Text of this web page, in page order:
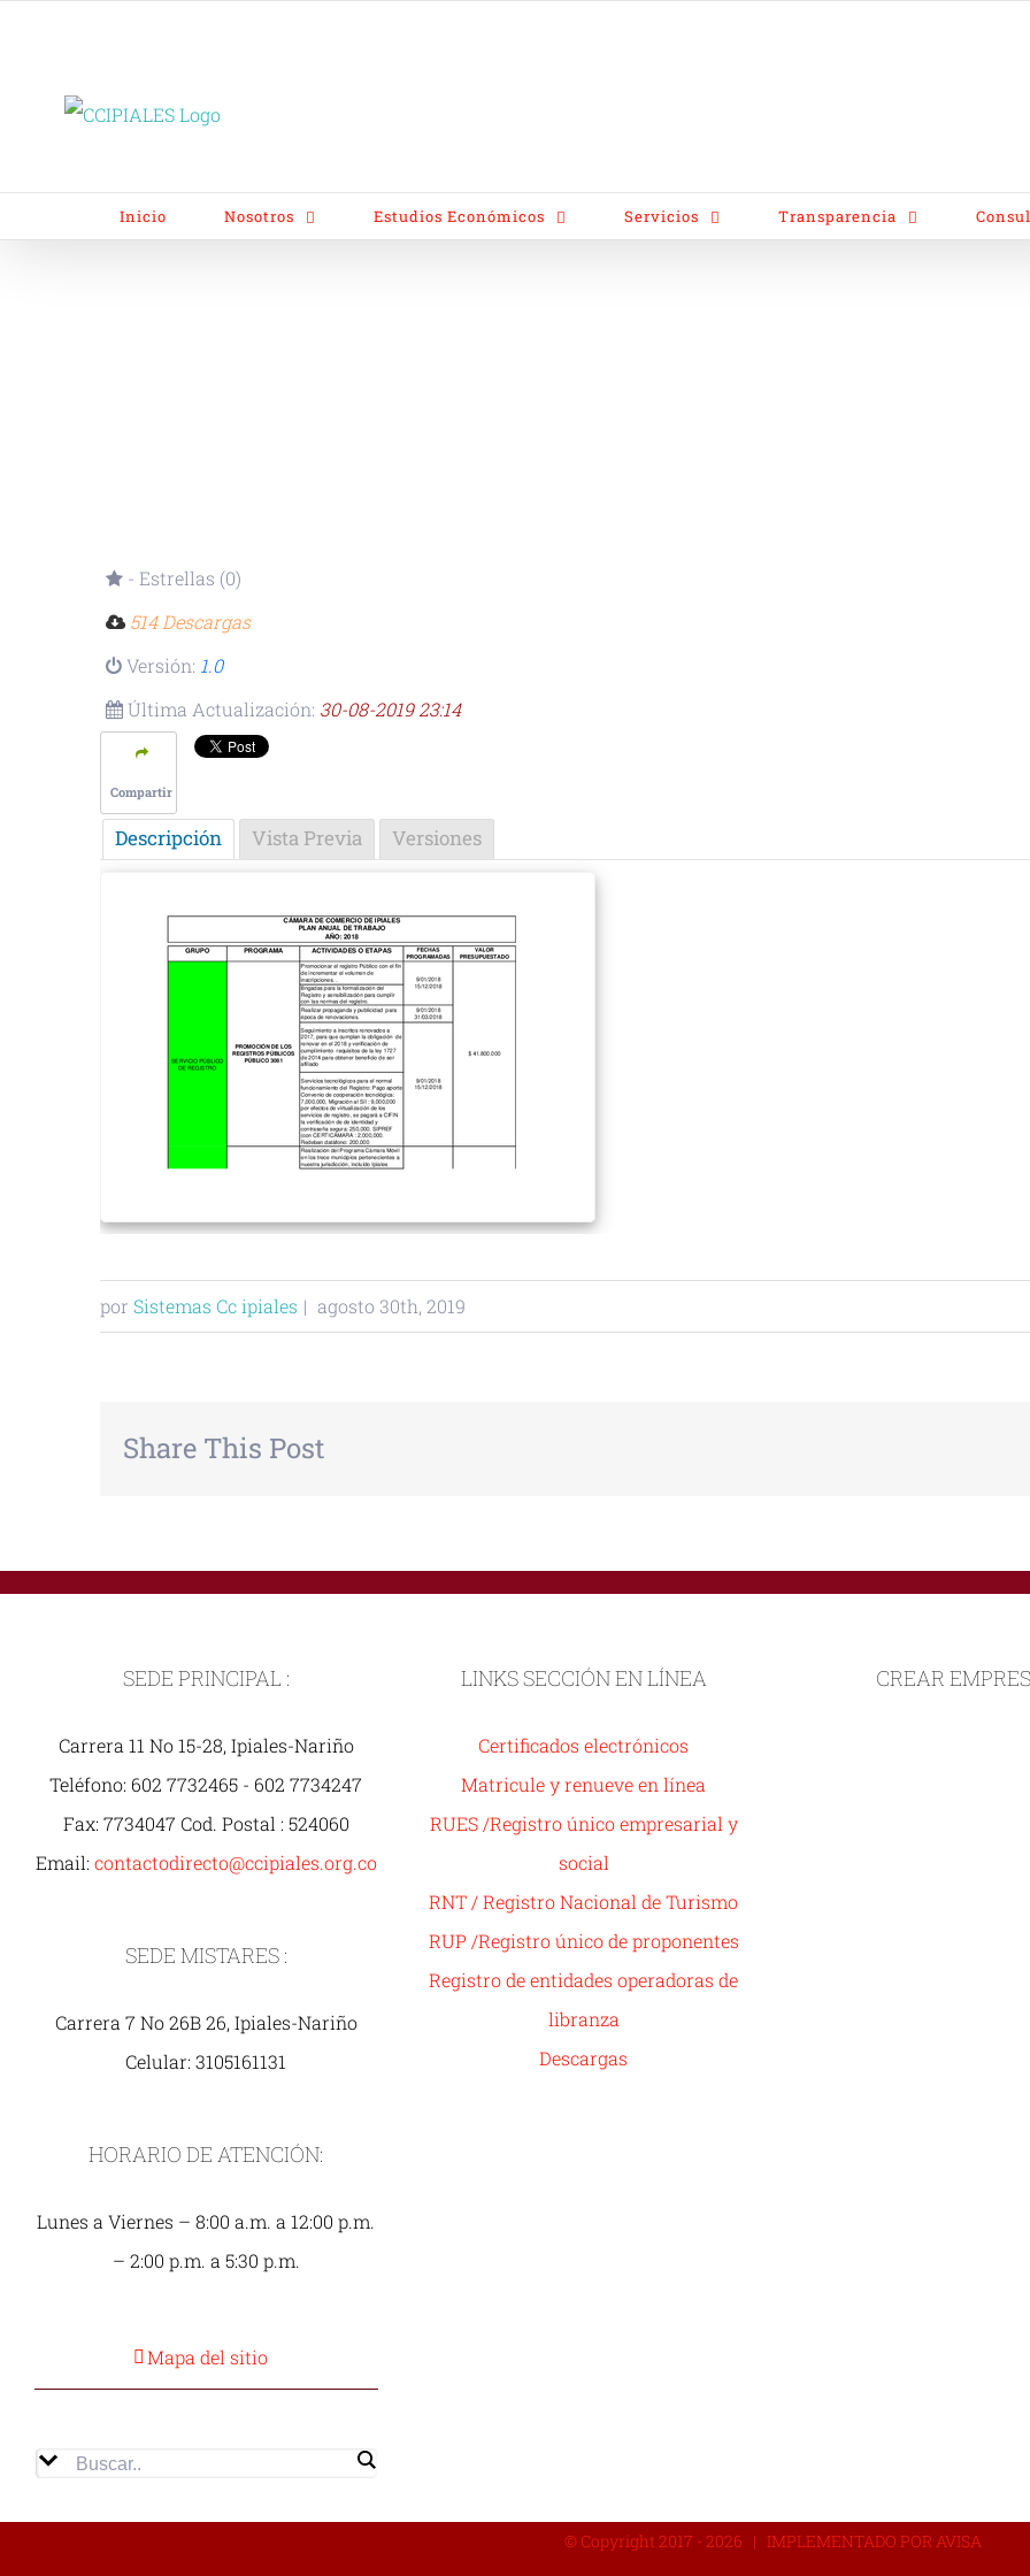
Inicio Nosotros Estudios Económicos Servicios Transparencia
- Estrellas (0)
514 Descargas
Versión: 1.0
Última Actualización: 30-08-2019 23:14
Compartir
Descripción Vista Previa Versiones
por Sistemas Cc ipiales | agosto 30th, 2019
Share This Post
SEDE PRINCIPAL :
Carrera 11 No 15-28, Ipiales-Nariño
Teléfono: 602 7732465 - 602 7734247
Fax: 7734047 Cod. Postal : 524060
Email: contactodirecto@ccipiales.org.co
SEDE MISTARES :
Carrera 7 No 26B 26, Ipiales-Nariño
Celular: 3105161131
HORARIO DE ATENCIÓN:
Lunes a Viernes – 8:00 a.m. a 12:00 p.m.
– 2:00 p.m. a 5:30 p.m.
Mapa del sitio
LINKS SECCIÓN EN LÍNEA
Certificados electrónicos
Matricule y renueve en línea
RUES /Registro único empresarial y
social
RNT / Registro Nacional de Turismo
RUP /Registro único de proponentes
Registro de entidades operadoras de
libranza
Descargas
CREAR
© Copyright 2017 - 2026 | IMPLEMENTADO POR AVISA